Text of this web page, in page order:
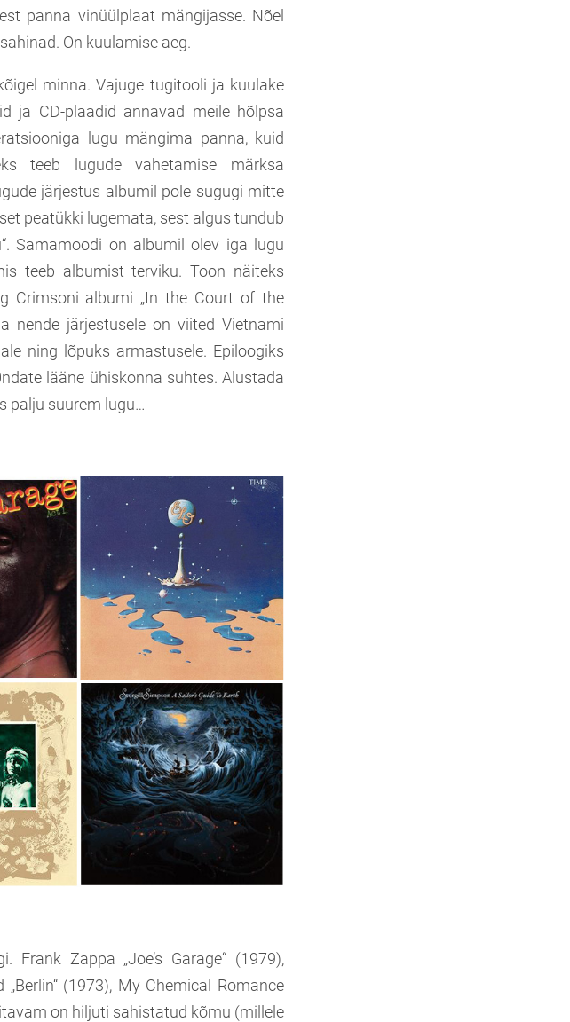
panna vinüülplaat mängijasse. Nõel
On kuulamise aeg.
minna. Vajuge tugitooli ja kuulake
ja CD-plaadid annavad meile hõlpsa
lugu mängima panna, kuid
teeb lugude vahetamise märksa
järjestus albumil pole sugugi mitte
peatükki lugemata, sest algus tundub
Samamoodi on albumil olev iga lugu
teeb albumist terviku. Toon näiteks
Crimsoni albumi „In the Court of the
nende järjestusele on viited Vietnami
ning lõpuks armastusele. Epiloogiks
lääne ühiskonna suhtes. Alustada
palju suurem lugu…
Frank Zappa „Joe’s Garage“ (1979),
(1973), My Chemical Romance
on hiljuti sahistatud kõmu (millele